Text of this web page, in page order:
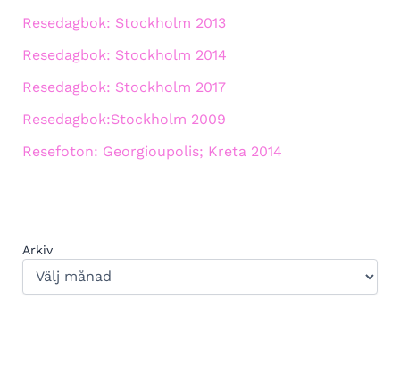
Resedagbok: Stockholm 2013
Resedagbok: Stockholm 2014
Resedagbok: Stockholm 2017
Resedagbok:Stockholm 2009
Resefoton: Georgioupolis; Kreta 2014
Arkiv